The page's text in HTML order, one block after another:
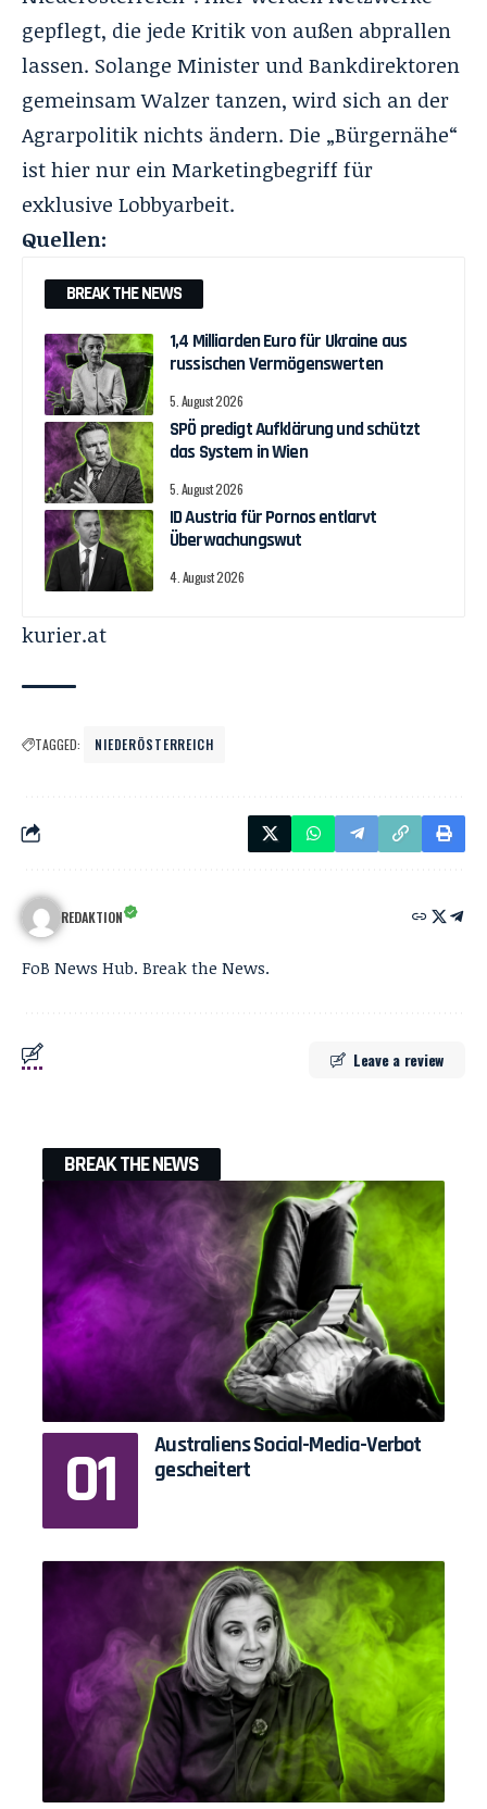
gepflegt, die jede Kritik von außen abprallen
lassen. Solange Minister und Bankdirektoren
gemeinsam Walzer tanzen, wird sich an der
Agrarpolitik nichts ändern. Die „Bürgernähe“
ist hier nur ein Marketingbegriff für
exklusive Lobbyarbeit.
Quellen:
BREAK THE NEWS
1,4 Milliarden Euro für Ukraine aus
russischen Vermögenswerten
5. August 2026
SPÖ predigt Aufklärung und schützt
das System in Wien
5. August 2026
ID Austria für Pornos entlarvt
Überwachungswut
4. August 2026
kurier.at
TAGGED: NIEDERÖSTERREICH
REDAKTION
FoB News Hub. Break the News.
Leave a review
BREAK THE NEWS
Australiens Social-Media-Verbot
gescheitert